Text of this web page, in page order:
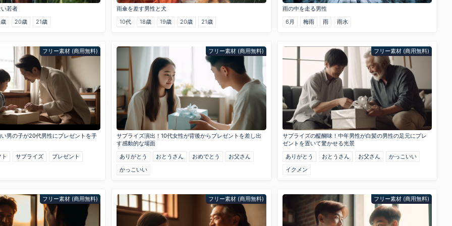
若者
20歳 21歳
雨傘を差す男性と犬
10代
18歳 19歳 20歳 21歳
雨の中を走る男性
6月
梅雨 雨 雨水
フリー素材 (商用無料)
男の子が20代男性にプレゼントを手
サプライズ プレゼント
フリー素材 (商用無料)
サプライズ演出！10代女性が背後からプレゼントを差し出
す感動的な場面
ありがとう
おとうさん おめでとう
お父さん
かっこいい
フリー素材 (商用無料)
サプライズの醍醐味！中年男性が白髪の男性の足元にプレ
ゼントを置いて驚かせる光景
ありがとう
おとうさん お父さん
かっこいい
イクメン
フリー素材 (商用無料) フリー素材 (商用無料) フリー素材 (商用無料)